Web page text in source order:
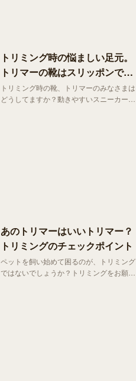
トリミング時の悩ましい足元。
トリマーの靴はスリッポンで決
まり！
トリミング時の靴、トリマーのみなさまは
どうしてますか？動きやすいスニーカーは
あのトリマーはいいトリマー？
トリミングのチェックポイント
ペットを飼い始めて困るのが、トリミング
ではないでしょうか？トリミングをお願い